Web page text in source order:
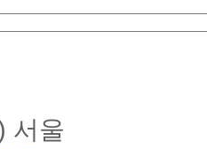
서울